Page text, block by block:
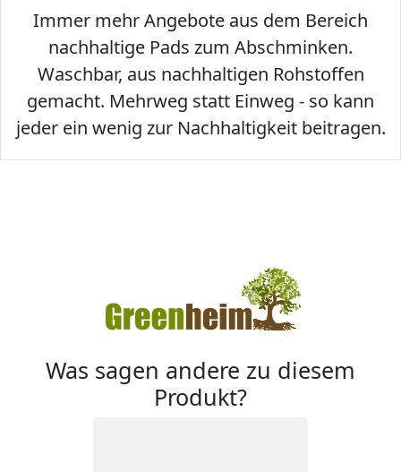
Immer mehr Angebote aus dem Bereich
nachhaltige Pads zum Abschminken.
Waschbar, aus nachhaltigen Rohstoffen
gemacht. Mehrweg statt Einweg - so kann
jeder ein wenig zur Nachhaltigkeit beitragen.
Was sagen andere zu diesem
Produkt?